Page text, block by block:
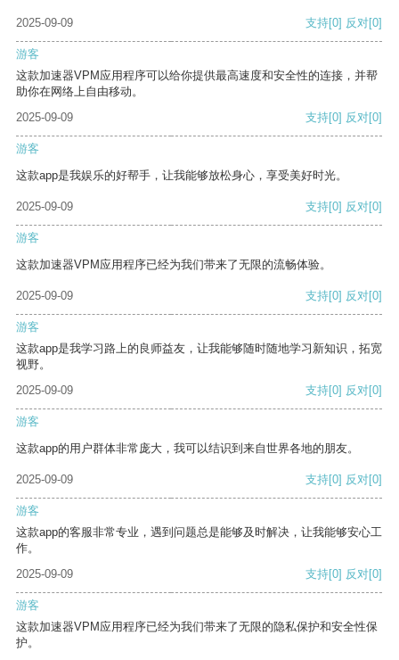
2025-09-09 支持[0] 反对[0]
游客
这款加速器VPM应用程序可以给你提供最高速度和安全性的连接，并帮
助你在网络上自由移动。
2025-09-09
支持[0] 反对[0]
游客
这款app是我娱乐的好帮手，让我能够放松身心，享受美好时光。
2025-09-09 支持[0] 反对[0]
游客
这款加速器VPM应用程序已经为我们带来了无限的流畅体验。
2025-09-09 支持[0] 反对[0]
游客
这款app是我学习路上的良师益友，让我能够随时随地学习新知识，拓宽
视野。
2025-09-09
支持[0] 反对[0]
游客
这款app的用户群体非常庞大，我可以结识到来自世界各地的朋友。
2025-09-09 支持[0] 反对[0]
游客
这款app的客服非常专业，遇到问题总是能够及时解决，让我能够安心工
作。
2025-09-09
支持[0] 反对[0]
游客
这款加速器VPM应用程序已经为我们带来了无限的隐私保护和安全性保
护。